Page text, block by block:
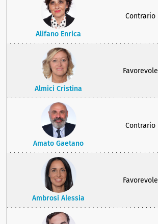
Alifano Enrica
Contrario
Almici Cristina
Favorevole
Amato Gaetano
Contrario
Ambrosi Alessia
Favorevole